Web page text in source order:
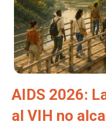
AIDS 2026:
al VIH no